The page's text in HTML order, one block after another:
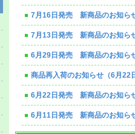
7月16日発売 新商品のお知ら
7月13日発売 新商品のお知ら
6月29日発売 新商品のお知ら
商品再入荷のお知らせ（6月22
6月22日発売 新商品のお知ら
6月11日発売 新商品のお知ら